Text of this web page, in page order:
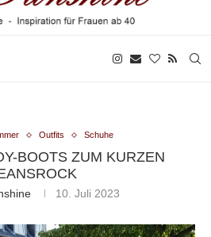
Outfits Schuhe
BOOTS ZUM KURZEN
10. Juli 2023